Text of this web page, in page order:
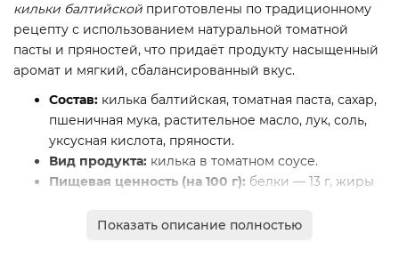
кильки балтийской приготовлены по традиционному
рецепту с использованием натуральной томатной
пасты и пряностей, что придаёт продукту насыщенный
аромат и мягкий, сбалансированный вкус.
Состав: килька балтийская, томатная паста, сахар,
пшеничная мука, растительное масло, лук, соль,
уксусная кислота, пряности.
Вид продукта: килька в томатном соусе.
Пищевая ценность (на 100 г): белки — 13 г, жиры
Энергетическая ценность: примерно 145 ккал на
Показать описание полностью